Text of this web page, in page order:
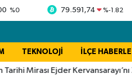
%0 79.591,74 %-1.82
TEKNOLOJİ İLÇE
Mirası Ejder Kervansarayı’nı